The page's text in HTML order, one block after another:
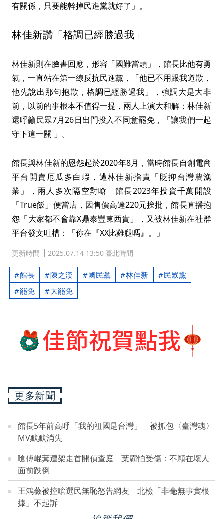
有關係，只要能幹掉民進黨就好了」。
林佳新讚「格調已經勝過我」
林佳新則在臉書回應，形容「國難當頭」，館長比他有勇
氣，一直站在第一線反抗民進黨，「他已不用跟我道歉，
他先說出那句抱歉，格調已經勝過我」，強調大是大非
前，以前的事根本不值得一提，兩人上演大和解；林佳新
還呼籲民眾7月26日出門投入不同意罷免，「讓我們一起
守下這一關 」。
館長與林佳新的恩怨起於2020年8月，當時館長自創電商
平台開賣厄瓜多白蝦，遭林佳新指責「貶抑台灣農漁
業」，兩人多次隔空對嗆；館長2023年投資千萬開設
「True飯」便當店，因售價高達220元挨批，館長直播抱
怨「大家都不會靠X鼎泰豐東西貴」，又被林佳新在社群
平台發文吐槽：「你在『XX比雞腿嗎』。」
更新時間 2025.07.14 13:50 臺北時間
館長 陳之漢 國民黨 林佳新
民眾黨
罷免
大罷免
更多新聞
館長5年前高呼「我的祖國是台灣」 被抓包〈臺灣魂〉
MV默默消失
嗆傅崐萁遭架走首開偵查庭 葉霸怕受傷：不願在壞人
面前跌倒
王鴻薇被控嗆選民無恥怒告網友 北檢「非毫無事實根
據」不起訴